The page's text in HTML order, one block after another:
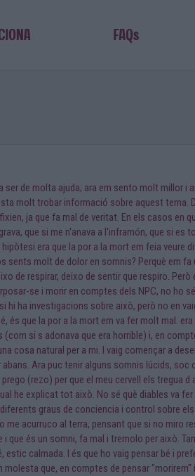
de molta ajuda; ara em sento molt millor
molt trobar informació sobre aquest tema.
ja que fa mal de veritat. En els casos en
que si me n'anava a l'inframón, que si es
era que la por a la mort em feia veure
molt de dolor en somnis? Perquè em
respirar, deixo de sentir que respiro.
se i morir en comptes dels NPC, no ho
hi ha investigacions sobre això, però no en
és que la por a la mort em va fer molt mal.
si s adonava que era horrible) i, en
cosa natural per a mi. I vaig començar a
Ara puc tenir alguns somnis lúcids,
(rezo) per que el meu cervell els tregua
he explicat tot això. No sé què diables va
graus de conciencia i control sobre
acurruco al terra, pensant que si no miro
és un somni, fa mal i tremolo per això.
calmada. I és que ho vaig pensar bé i
que, en comptes de pensar